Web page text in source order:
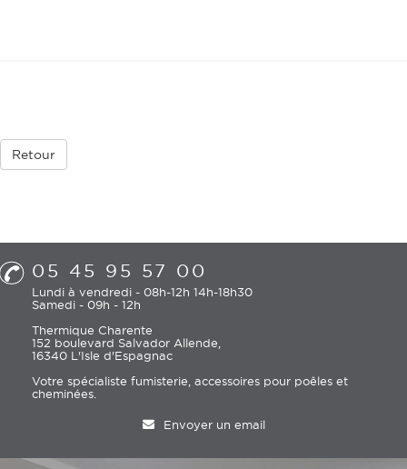
Retour
05 45 95 57 00
Lundi à vendredi - 08h-12h 14h-18h30
Samedi - 09h - 12h
Thermique Charente
152 boulevard Salvador Allende,
16340 L'Isle d'Espagnac
Votre spécialiste fumisterie, accessoires pour poêles et
cheminées.
Envoyer un email